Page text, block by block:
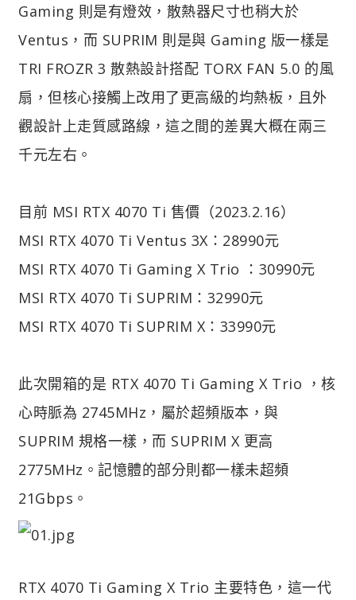
Gaming 則是有燈效，散熱器尺寸也稍大於
Ventus，而 SUPRIM 則是與 Gaming 版一樣是
TRI FROZR 3 散熱設計搭配 TORX FAN 5.0 的風
扇，但核心接觸上改用了更高級的均熱板，且外
觀設計上走質感路線，這之間的差異大概在兩三
千元左右。
目前 MSI RTX 4070 Ti 售價（2023.2.16）
MSI RTX 4070 Ti Ventus 3X：28990元
MSI RTX 4070 Ti Gaming X Trio ：30990元
MSI RTX 4070 Ti SUPRIM：32990元
MSI RTX 4070 Ti SUPRIM X：33990元
此次開箱的是 RTX 4070 Ti Gaming X Trio ，核
心時脈為 2745MHz，屬於超頻版本，與
SUPRIM 規格一樣，而 SUPRIM X 更高
2775MHz。記憶體的部分則都一樣未超頻
21Gbps。
RTX 4070 Ti Gaming X Trio 主要特色，這一代